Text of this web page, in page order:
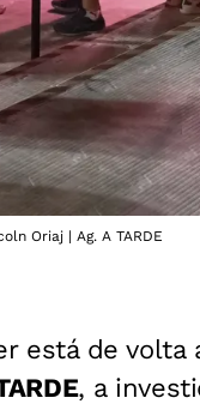
Oriaj | Ag. A TARDE
está de volta
, a